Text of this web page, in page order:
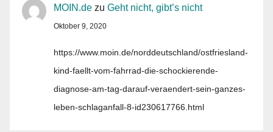
MOIN.de zu Geht nicht, gibt’s nicht
Oktober 9, 2020
https://www.moin.de/norddeutschland/ostfriesland-
kind-faellt-vom-fahrrad-die-schockierende-
diagnose-am-tag-darauf-veraendert-sein-ganzes-
leben-schlaganfall-8-id230617766.html